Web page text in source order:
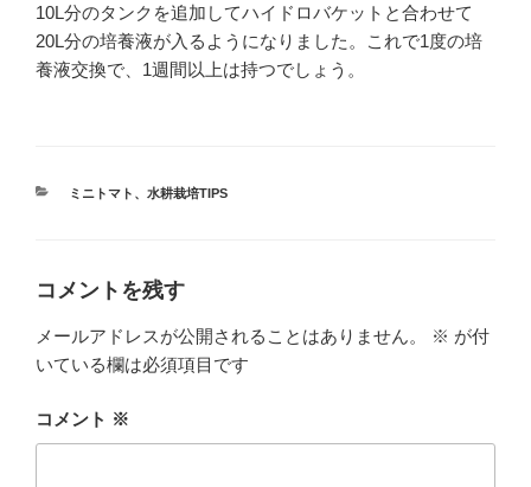
10L分のタンクを追加してハイドロバケットと合わせて
20L分の培養液が入るようになりました。これで1度の培
養液交換で、1週間以上は持つでしょう。
カ
ー
ミニトマト 、 水耕栽培TIPS
コメントを残す
メールアドレスが公開されることはありません。 ※ が付
いている欄は必須項目です
コメント ※